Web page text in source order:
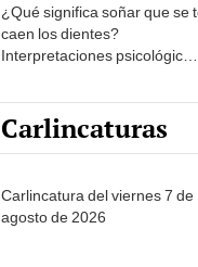
¿Qué significa soñar que se
caen los dientes?
Interpretaciones psicológicas
Carlincaturas
Carlincatura del viernes 7 de
agosto de 2026